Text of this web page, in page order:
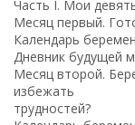
Часть I. Мои
Месяц первый.
Календарь
Дневник будущей
Месяц второй.
избежать
трудностей?